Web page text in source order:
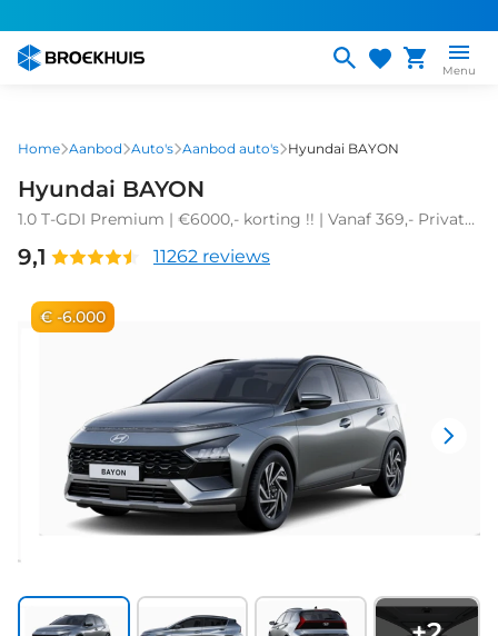
naar
gaan
Menu
Home Aanbod Auto's Aanbod auto's Hyundai BAYON
Hyundai BAYON
1.0 T-GDI Premium | €6000,- korting !! | Vanaf 369,- Private
9,1 11262 reviews
€ -6.000